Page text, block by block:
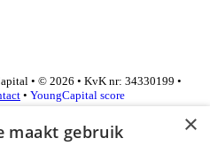
• © 2026 • KvK nr: 34330199 •
• YoungCapital score
×
maakt gebruik